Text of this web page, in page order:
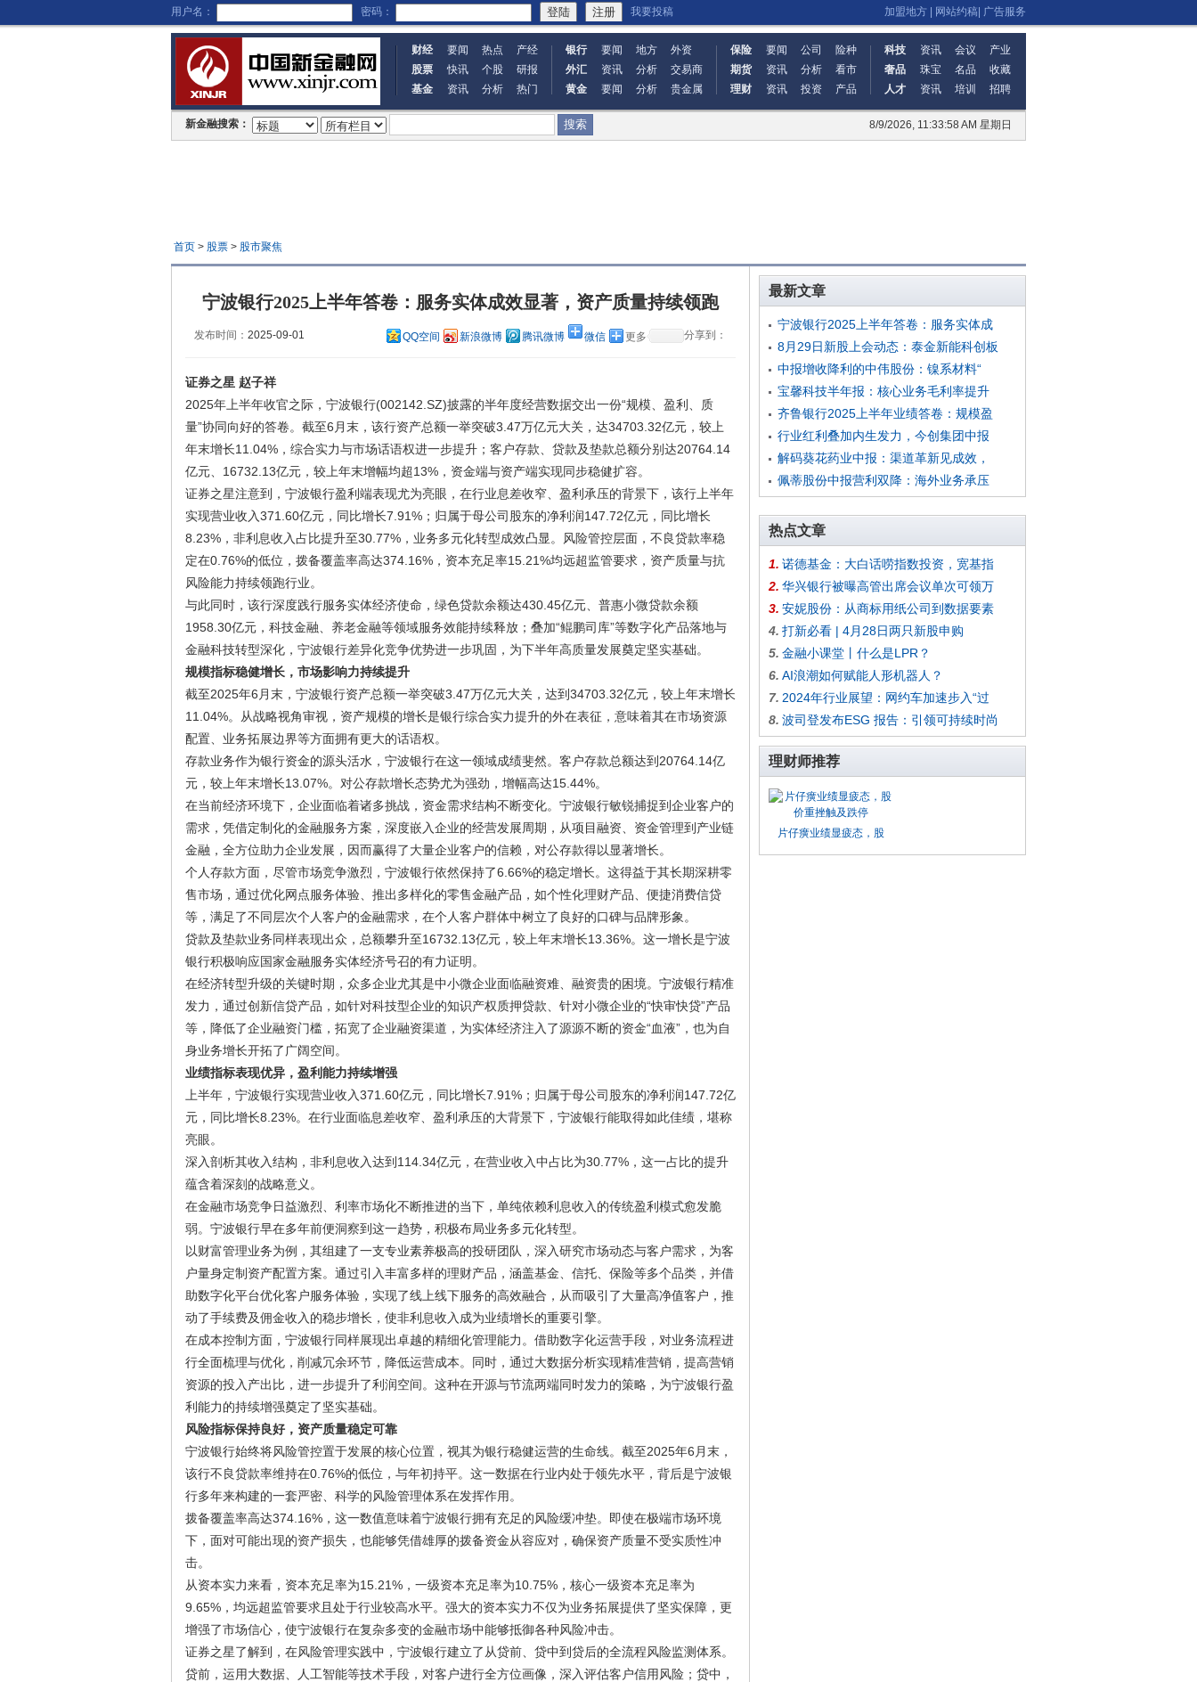
用户名： 密码： 我要投稿 加盟地方 网站约稿 广告服务
财经 要闻 热点
产经
股票
快讯 个股
研报
基金
资讯 分析 热门
银行 要闻 地方
外资
外汇
资讯 分析
交易商
黄金
要闻 分析 贵金属
保险 要闻 公司
险种
期货
资讯 分析
看市
理财
资讯 投资 产品
科技 资讯 会议
产业
奢品
珠宝 名品
收藏
人才
资讯 培训 招聘
8/9/2026, 11:33:58 AM 星期日
新金融搜索：
首页> 股票> 股市聚焦
宁波银行2025上半年答卷：服务实体成效显著，资产质量持续领跑
发布时间： 2025-09-01 分享到：
QQ空间 新浪微博 腾讯微博 微信 更多
证券之星 赵子祥
2025年上半年收官之际，宁波银行(002142.SZ)披露的半年度经营数据交出一份“规模、盈利、质
量”协同向好的答卷。截至6月末，该行资产总额一举突破3.47万亿元大关，达34703.32亿元，较上
年末增长11.04%，综合实力与市场话语权进一步提升；客户存款、贷款及垫款总额分别达20764.14
亿元、16732.13亿元，较上年末增幅均超13%，资金端与资产端实现同步稳健扩容。
证券之星注意到，宁波银行盈利端表现尤为亮眼，在行业息差收窄、盈利承压的背景下，该行上半年
实现营业收入371.60亿元，同比增长7.91%；归属于母公司股东的净利润147.72亿元，同比增长
8.23%，非利息收入占比提升至30.77%，业务多元化转型成效凸显。风险管控层面，不良贷款率稳
定在0.76%的低位，拨备覆盖率高达374.16%，资本充足率15.21%均远超监管要求，资产质量与抗
风险能力持续领跑行业。
与此同时，该行深度践行服务实体经济使命，绿色贷款余额达430.45亿元、普惠小微贷款余额
1958.30亿元，科技金融、养老金融等领域服务效能持续释放；叠加“鲲鹏司库”等数字化产品落地与
金融科技转型深化，宁波银行差异化竞争优势进一步巩固，为下半年高质量发展奠定坚实基础。
规模指标稳健增长，市场影响力持续提升
截至2025年6月末，宁波银行资产总额一举突破3.47万亿元大关，达到34703.32亿元，较上年末增长
11.04%。从战略视角审视，资产规模的增长是银行综合实力提升的外在表征，意味着其在市场资源
配置、业务拓展边界等方面拥有更大的话语权。
存款业务作为银行资金的源头活水，宁波银行在这一领域成绩斐然。客户存款总额达到20764.14亿
元，较上年末增长13.07%。对公存款增长态势尤为强劲，增幅高达15.44%。
在当前经济环境下，企业面临着诸多挑战，资金需求结构不断变化。宁波银行敏锐捕捉到企业客户的
需求，凭借定制化的金融服务方案，深度嵌入企业的经营发展周期，从项目融资、资金管理到产业链
金融，全方位助力企业发展，因而赢得了大量企业客户的信赖，对公存款得以显著增长。
个人存款方面，尽管市场竞争激烈，宁波银行依然保持了6.66%的稳定增长。这得益于其长期深耕零
售市场，通过优化网点服务体验、推出多样化的零售金融产品，如个性化理财产品、便捷消费信贷
等，满足了不同层次个人客户的金融需求，在个人客户群体中树立了良好的口碑与品牌形象。
贷款及垫款业务同样表现出众，总额攀升至16732.13亿元，较上年末增长13.36%。这一增长是宁波
银行积极响应国家金融服务实体经济号召的有力证明。
在经济转型升级的关键时期，众多企业尤其是中小微企业面临融资难、融资贵的困境。宁波银行精准
发力，通过创新信贷产品，如针对科技型企业的知识产权质押贷款、针对小微企业的“快审快贷”产品
等，降低了企业融资门槛，拓宽了企业融资渠道，为实体经济注入了源源不断的资金“血液”，也为自
身业务增长开拓了广阔空间。
业绩指标表现优异，盈利能力持续增强
上半年，宁波银行实现营业收入371.60亿元，同比增长7.91%；归属于母公司股东的净利润147.72亿
元，同比增长8.23%。在行业面临息差收窄、盈利承压的大背景下，宁波银行能取得如此佳绩，堪称
亮眼。
深入剖析其收入结构，非利息收入达到114.34亿元，在营业收入中占比为30.77%，这一占比的提升
蕴含着深刻的战略意义。
在金融市场竞争日益激烈、利率市场化不断推进的当下，单纯依赖利息收入的传统盈利模式愈发脆
弱。宁波银行早在多年前便洞察到这一趋势，积极布局业务多元化转型。
以财富管理业务为例，其组建了一支专业素养极高的投研团队，深入研究市场动态与客户需求，为客
户量身定制资产配置方案。通过引入丰富多样的理财产品，涵盖基金、信托、保险等多个品类，并借
助数字化平台优化客户服务体验，实现了线上线下服务的高效融合，从而吸引了大量高净值客户，推
动了手续费及佣金收入的稳步增长，使非利息收入成为业绩增长的重要引擎。
在成本控制方面，宁波银行同样展现出卓越的精细化管理能力。借助数字化运营手段，对业务流程进
行全面梳理与优化，削减冗余环节，降低运营成本。同时，通过大数据分析实现精准营销，提高营销
资源的投入产出比，进一步提升了利润空间。这种在开源与节流两端同时发力的策略，为宁波银行盈
利能力的持续增强奠定了坚实基础。
风险指标保持良好，资产质量稳定可靠
宁波银行始终将风险管控置于发展的核心位置，视其为银行稳健运营的生命线。截至2025年6月末，
该行不良贷款率维持在0.76%的低位，与年初持平。这一数据在行业内处于领先水平，背后是宁波银
行多年来构建的一套严密、科学的风险管理体系在发挥作用。
拨备覆盖率高达374.16%，这一数值意味着宁波银行拥有充足的风险缓冲垫。即使在极端市场环境
下，面对可能出现的资产损失，也能够凭借雄厚的拨备资金从容应对，确保资产质量不受实质性冲
击。
从资本实力来看，资本充足率为15.21%，一级资本充足率为10.75%，核心一级资本充足率为
9.65%，均远超监管要求且处于行业较高水平。强大的资本实力不仅为业务拓展提供了坚实保障，更
增强了市场信心，使宁波银行在复杂多变的金融市场中能够抵御各种风险冲击。
证券之星了解到，在风险管理实践中，宁波银行建立了从贷前、贷中到贷后的全流程风险监测体系。
贷前，运用大数据、人工智能等技术手段，对客户进行全方位画像，深入评估客户信用风险；贷中，
最新文章
宁波银行2025上半年答卷：服务实体成
8月29日新股上会动态：泰金新能科创板
中报增收降利的中伟股份：镍系材料“
宝馨科技半年报：核心业务毛利率提升
齐鲁银行2025上半年业绩答卷：规模盈
行业红利叠加内生发力，今创集团中报
解码葵花药业中报：渠道革新见成效，
佩蒂股份中报营利双降：海外业务承压
热点文章
1. 诺德基金：大白话唠指数投资，宽基指
2. 华兴银行被曝高管出席会议单次可领万
3. 安妮股份：从商标用纸公司到数据要素
4. 打新必看 | 4月28日两只新股申购
5. 金融小课堂丨什么是LPR？
6. AI浪潮如何赋能人形机器人？
7. 2024年行业展望：网约车加速步入“过
8. 波司登发布ESG 报告：引领可持续时尚
理财师推荐
片仔癀业绩显疲态，股